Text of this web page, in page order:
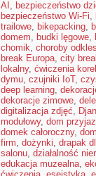
AI , bezpieczeństwo
bezpieczeństwo Wi-Fi,
trailowe, bikepacking,
domem, budki lęgowe,
chomik, choroby
break Europa, city
lokalny, ćwiczenia
dymu, czujniki IoT,
deep learning,
dekoracje zimowe,
digitalizacja zdjęć,
modułowy, dom
domek całoroczny,
firm, dożynki, drapak
salonu, działalność
edukacja muzealna,